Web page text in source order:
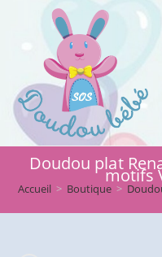
Doudou plat
motifs
Accueil > Boutique >